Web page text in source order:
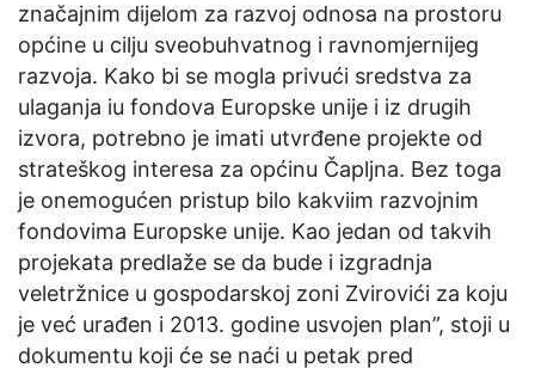
značajnim dijelom za razvoj odnosa na prostoru
općine u cilju sveobuhvatnog i ravnomjernijeg
razvoja. Kako bi se mogla privući sredstva za
ulaganja iu fondova Europske unije i iz drugih
izvora, potrebno je imati utvrđene projekte od
strateškog interesa za općinu Čapljna. Bez toga
je onemogućen pristup bilo kakviim razvojnim
fondovima Europske unije. Kao jedan od takvih
projekata predlaže se da bude i izgradnja
veletržnice u gospodarskoj zoni Zvirovići za koju
je već urađen i 2013. godine usvojen plan”, stoji u
dokumentu koji će se naći u petak pred